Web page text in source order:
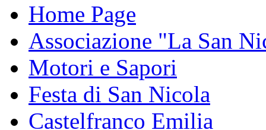
Home Page
Associazione "La San
Motori e Sapori
Festa di San Nicola
Castelfranco Emilia